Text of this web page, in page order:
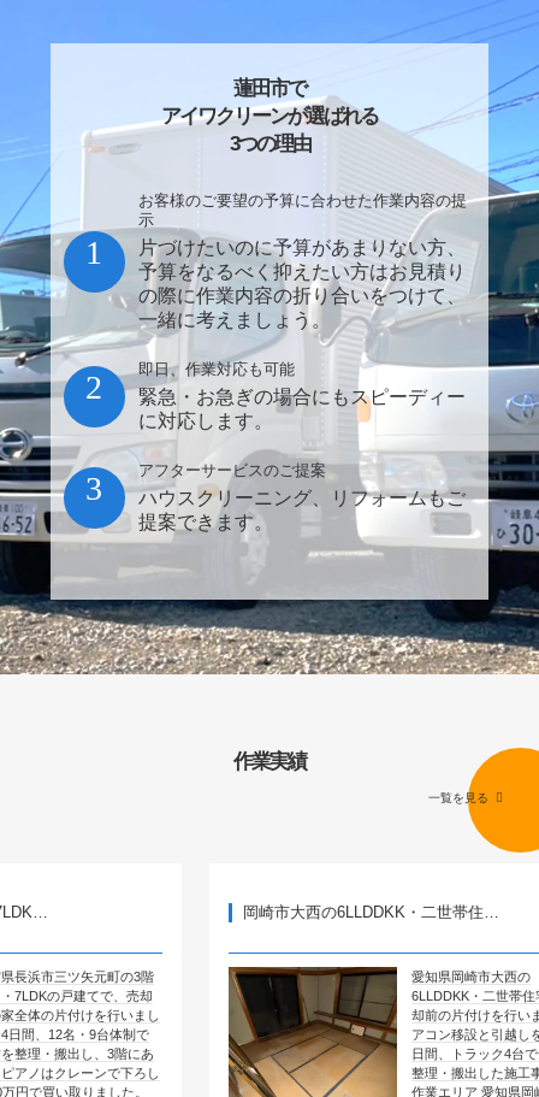
蓮田市で
アイワクリーンが選ばれる
3つの理由
お客様のご要望の予算に合わせた作業内容の提
示
片づけたいのに予算があまりない方、
予算をなるべく抑えたい方はお見積り
の際に作業内容の折り合いをつけて、
一緒に考えましょう。
1
即日、作業対応も可能
緊急・お急ぎの場合にもスピーディー
に対応します。
2
アフターサービスのご提案
ハウスクリーニング、リフォームもご
提案できます。
3
作業実績
一覧を見る
元町の3階
てで、売却
を行いまし
9台体制で
、3階にあ
ンで下ろし
ました。
岡崎市大西の6LLDDKK・二世帯住…
愛知県岡崎市大西の
6LLDDKK・二世帯住宅で、売
却前の片付けを行いました。エ
アコン移設と引越しを含めて4
日間、トラック4台で全部屋を
整理・搬出した施工事例です。
作業エリア 愛知県岡崎市大西